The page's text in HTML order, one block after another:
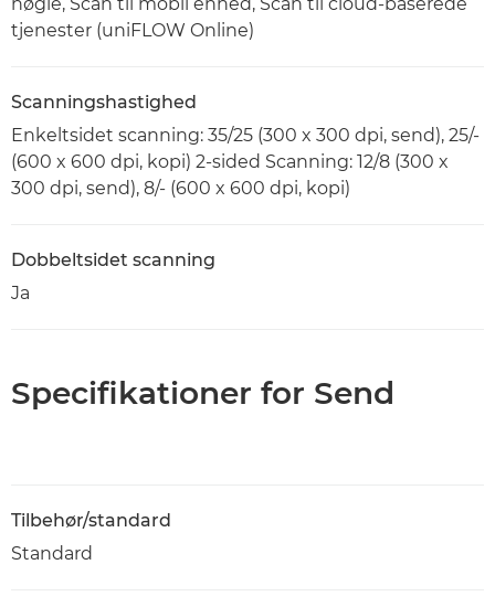
tjenester (uniFLOW Online)
Scanningshastighed
Enkeltsidet scanning: 35/25 (300 x 300 dpi, send), 25/-
(600 x 600 dpi, kopi) 2-sided Scanning: 12/8 (300 x
300 dpi, send), 8/- (600 x 600 dpi, kopi)
Dobbeltsidet scanning
Ja
Specifikationer for Send
Tilbehør/standard
Standard